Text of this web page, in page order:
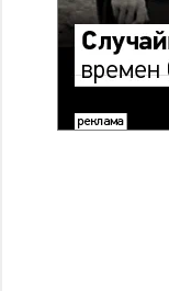
Ксения
Дементьева
Василий
Коммерсантъ